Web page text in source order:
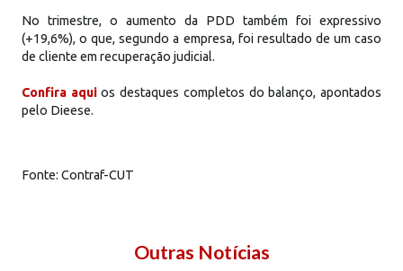
No trimestre, o aumento da PDD também foi expressivo
(+19,6%), o que, segundo a empresa, foi resultado de um caso
de cliente em recuperação judicial.
Confira aquios destaques completos do balanço, apontados
pelo Dieese.
Fonte: Contraf-CUT
Outras Notícias